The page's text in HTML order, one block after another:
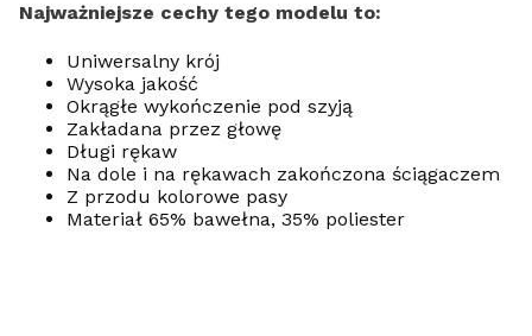
Najważniejsze cechy tego modelu to:
Uniwersalny krój
Wysoka jakość
Okrągłe wykończenie pod szyją
Zakładana przez głowę
Długi rękaw
Na dole i na rękawach zakończona ściągaczem
Z przodu kolorowe pasy
Materiał 65% bawełna, 35% poliester